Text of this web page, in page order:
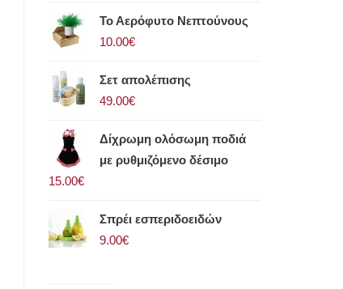
Το Αερόφυτο Νεπτούνους
10.00€
Σετ απολέπισης
49.00€
Δίχρωμη ολόσωμη ποδιά
με ρυθμιζόμενο δέσιμο
15.00€
Σπρέι εσπεριδοειδών
9.00€